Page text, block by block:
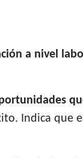
a nivel
Indica que